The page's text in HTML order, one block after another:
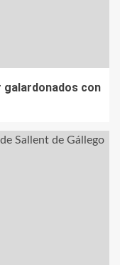
galardonados con